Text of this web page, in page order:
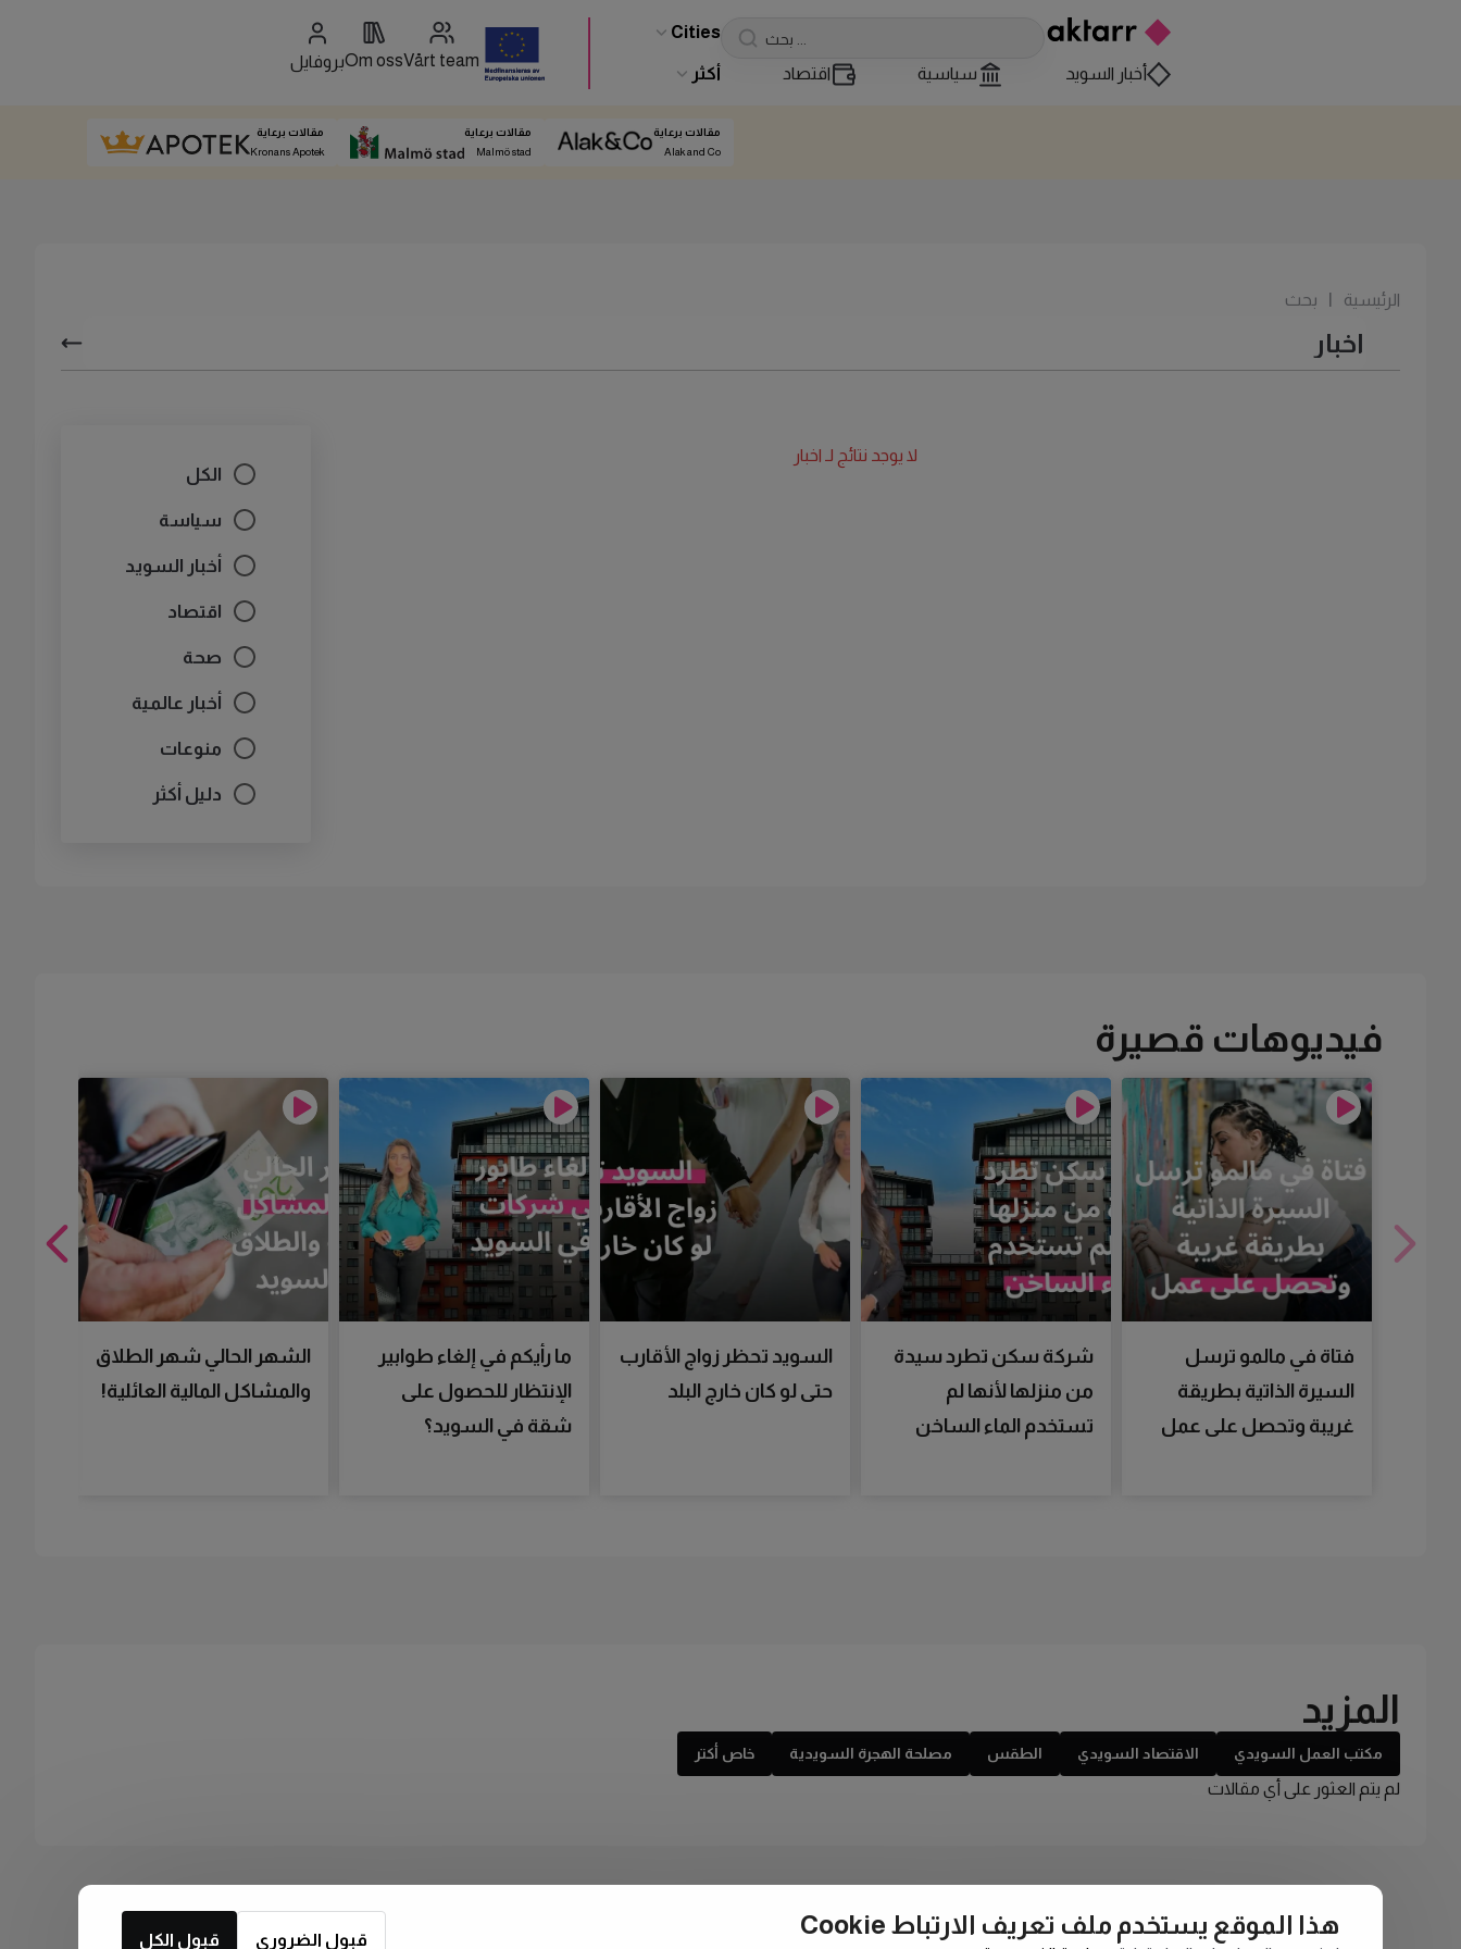
Cities
أخبار السويد سياسية اقتصاد أكثر
Vårt team
Om ossبروفايل
مقالات برعاية
Alak and Co
مقالات برعاية
Malmö stad
مقالات برعاية
Kronans Apotek
الرئيسية | بحث
الكل
سياسة
أخبار السويد
اقتصاد
صحة
أخبار عالمية
منوعات
دليل أكثر
لا يوجد نتائج لـ اخبار
فيديوهات قصيرة
فتاة في مالمو ترسل
السيرة الذاتية بطريقة
غريبة وتحصل على عمل
شركة سكن تطرد سيدة
من منزلها لأنها لم
تستخدم الماء الساخن
السويد تحظر زواج الأقارب
حتى لو كان خارج البلد
ما رأيكم في إلغاء طوابير
الإنتظار للحصول على
شقة في السويد؟
الشهر الحالي شهر الطلاق
والمشاكل المالية العائلية!
المزيد
مكتب العمل السويدي الاقتصاد السويدي الطقس مصلحة الهجرة السويدية خاص أكتر
لم يتم العثور على أي مقالات
هذا الموقع يستخدم ملف تعريف الارتباط Cookie
قبول الكل قبول الضروري